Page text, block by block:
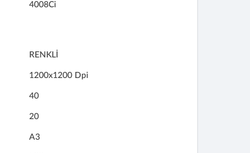
4008Ci
RENKLİ
1200x1200 Dpi
40
20
A3